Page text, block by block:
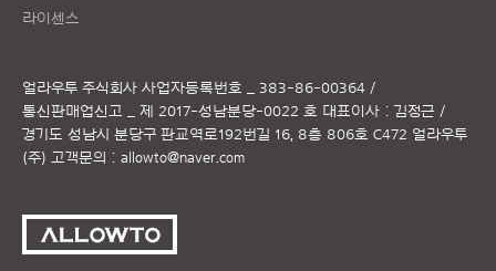
라이센스
얼라우투 주식회사 사업자등록번호 _ 383-86-00364 /
통신판매업신고 _ 제 2017-성남분당-0022 호 대표이사 : 김정근 /
경기도 성남시 분당구 판교역로192번길 16, 8층 806호 C472 얼라우투
(주) 고객문의 : allowto@naver.com